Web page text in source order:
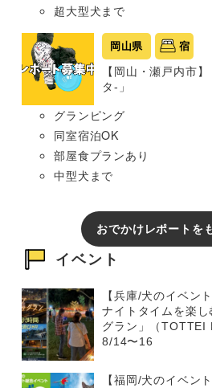
超大型犬まで
岡山県 宿
【岡山・瀬戸内市
タ-」
グランピング
同室宿泊OK
部屋食プランあり
中型犬まで
おでかけレポートを
イベント
【兵庫/犬のイベン
ナイトタイムを楽
グラン」（TOTTEI
8/14〜16
【福岡/犬のイベン